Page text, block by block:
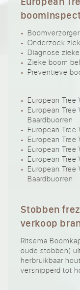
Onderzoek
Diagnose
Zieke boom
Preventieve
European
European
Baardbuorren
European
European
European
European
European
Baardbuorren
Stobben
verkoop
Ritsema
oude stobben)
herbruikbaar
versnipperd tot